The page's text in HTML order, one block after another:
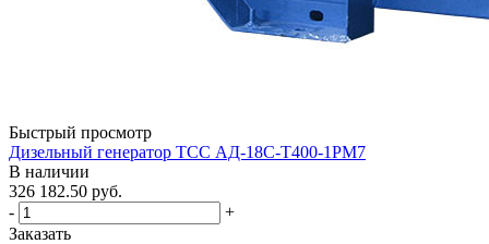
Быстрый просмотр
Дизельный генератор ТСС АД-18С-Т400-1РМ7
В наличии
326 182.50 руб.
-
+
Заказать